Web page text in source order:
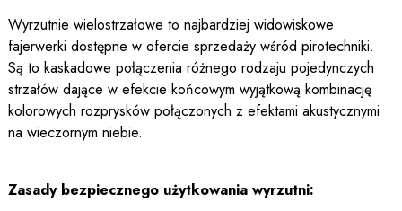
Wyrzutnie wielostrzałowe to najbardziej widowiskowe
fajerwerki dostępne w ofercie sprzedaży wśród pirotechniki.
Są to kaskadowe połączenia różnego rodzaju pojedynczych
strzałów dające w efekcie końcowym wyjątkową kombinację
kolorowych rozprysków połączonych z efektami akustycznymi
na wieczornym niebie.
Zasady bezpiecznego użytkowania wyrzutni: